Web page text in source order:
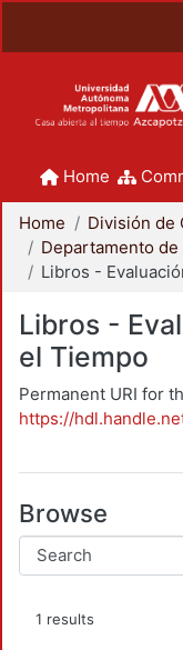
Home
Home
Libros -
el Tiempo
Permanent URI for
https://
Browse
1 results